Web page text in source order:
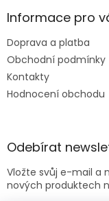
Informace pro
Doprava a platba
Obchodní podmínky
Kontakty
Hodnocení obchodu
Odebírat
Vložte svůj e-mail a
nových produktech